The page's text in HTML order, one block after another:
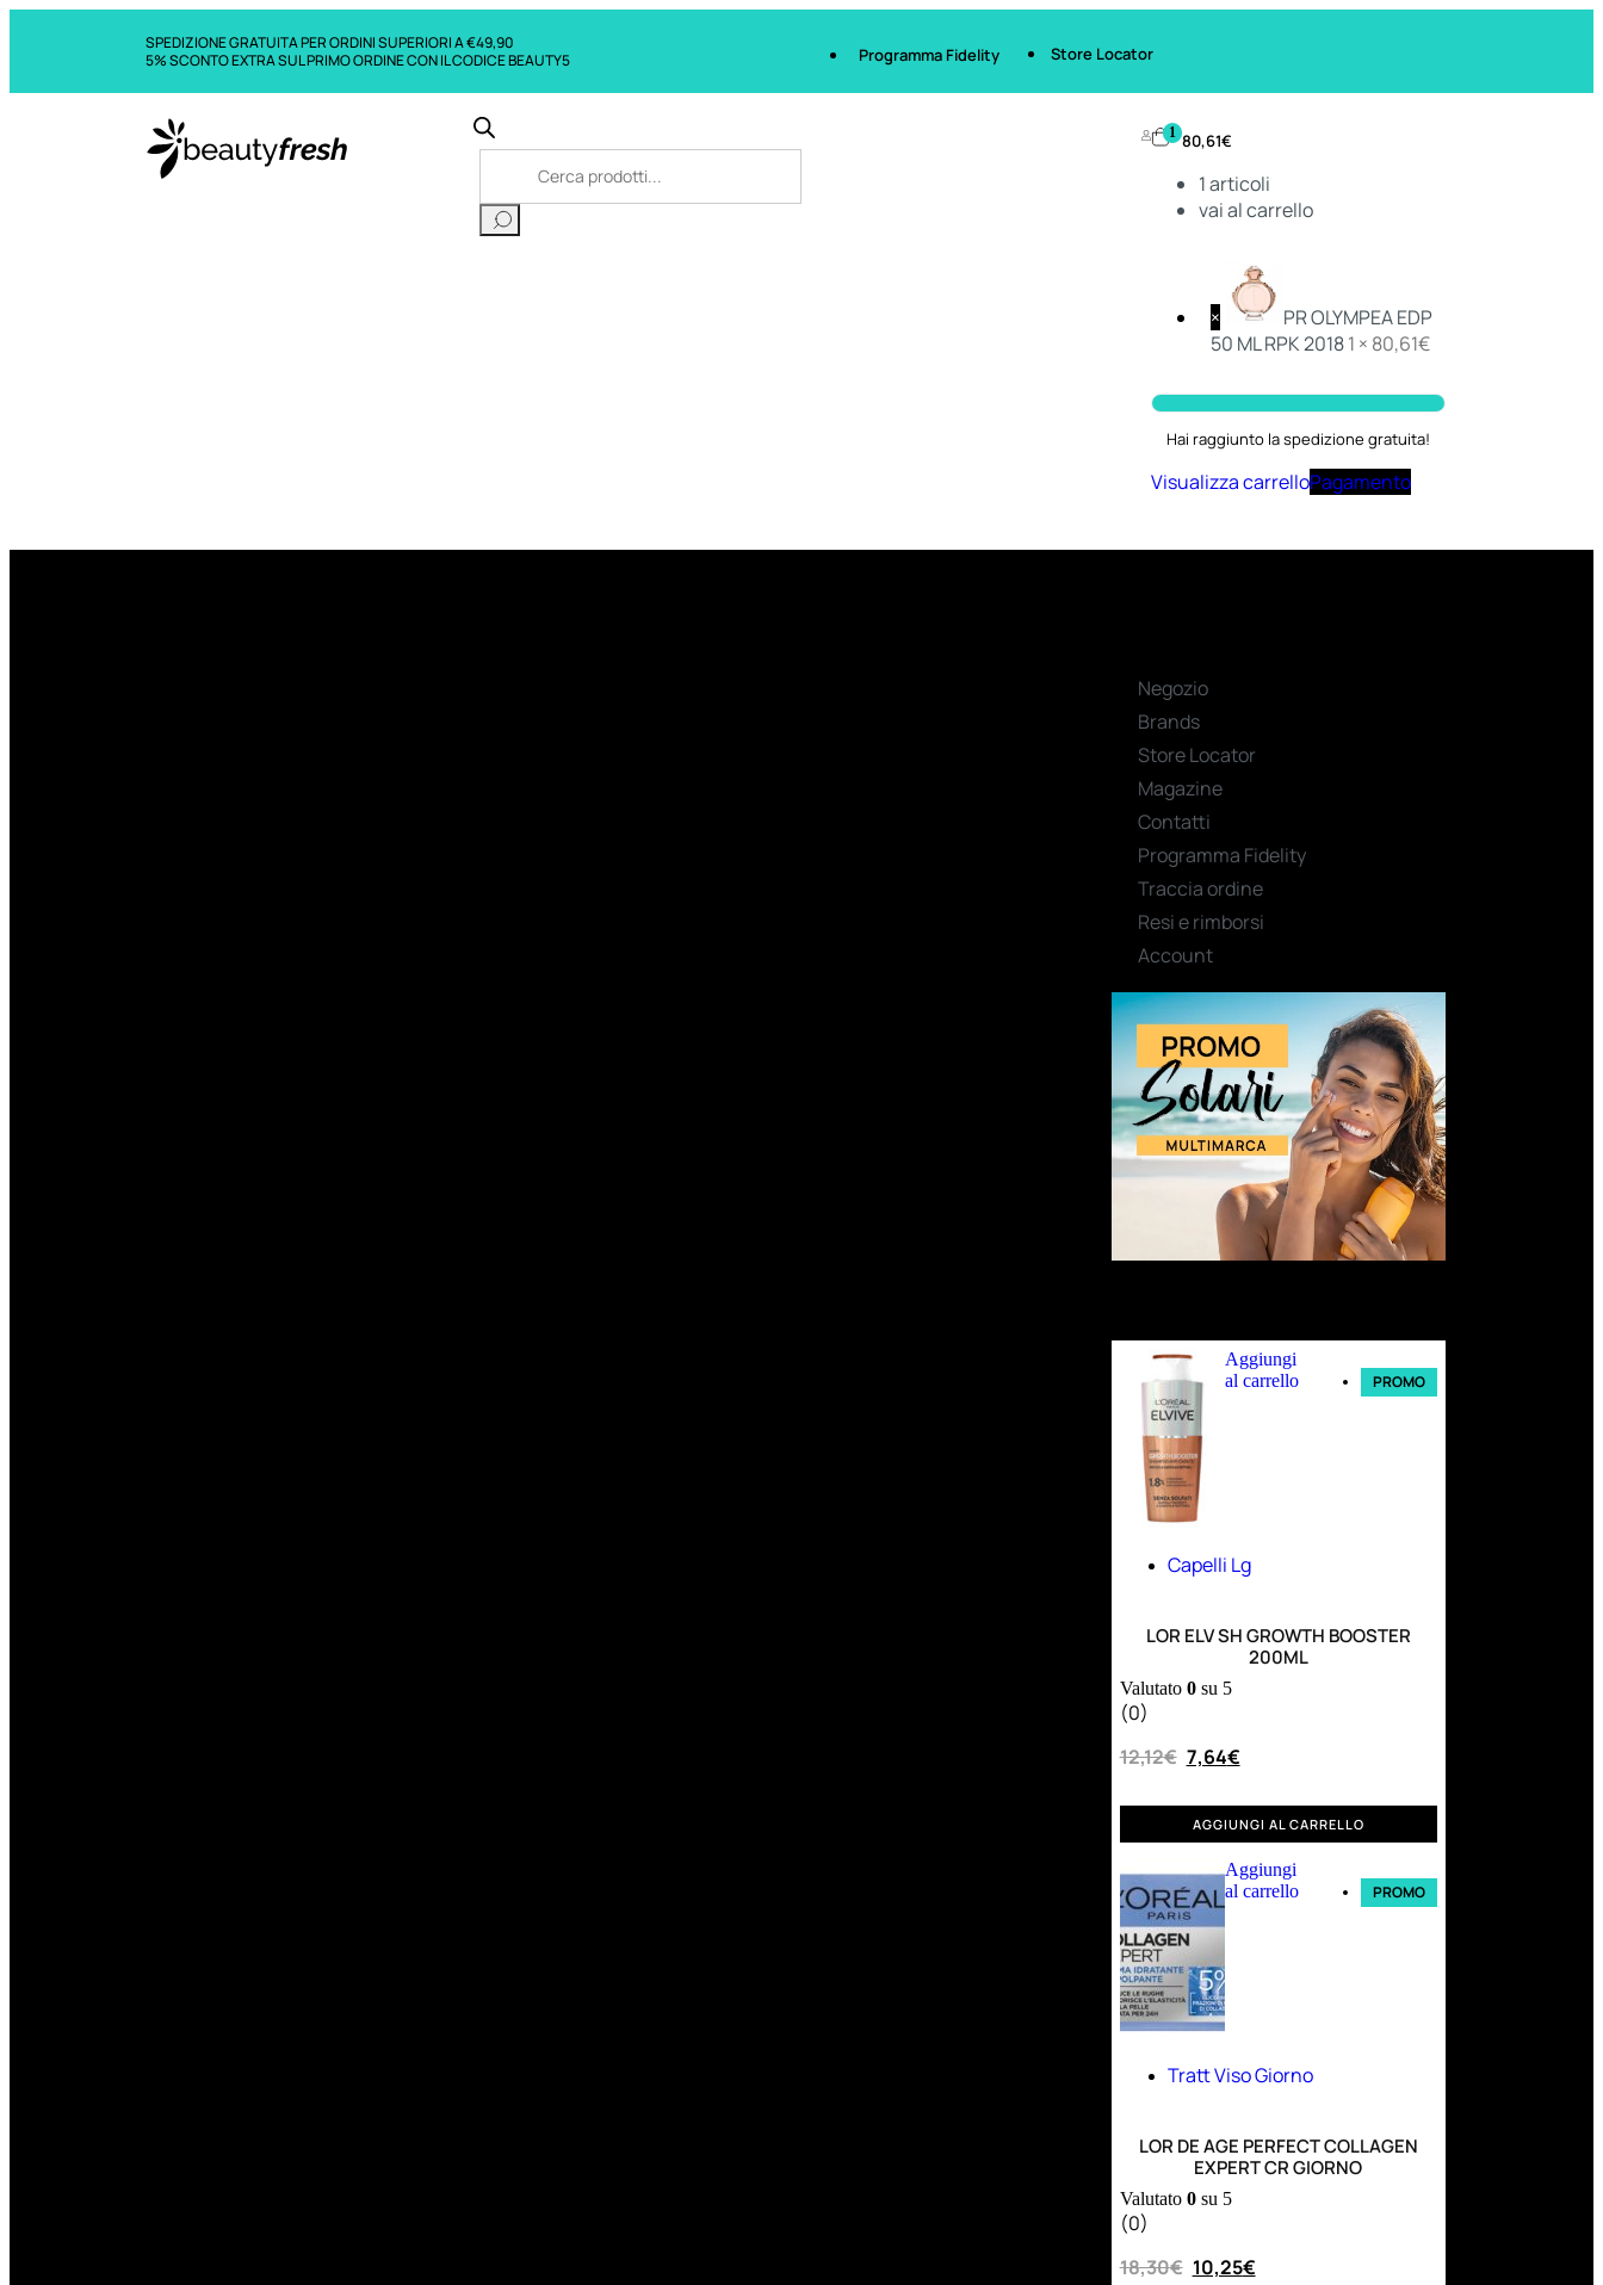
SPEDIZIONE GRATUITA PER ORDINI SUPERIORI A €49,90
5% SCONTO EXTRA SUL PRIMO ORDINE CON IL CODICE BEAUTY5
Programma Fidelity Store Locator
1 80,61€
1articoli
vai al carrello
×
PR OLYMPEA EDP
50 ML RPK 20181 × 80,61€
Hai raggiunto la spedizione gratuita!
Visualizza carrelloPagamento
Negozio
Brands
Store Locator
Magazine
Contatti
Programma Fidelity
Traccia ordine
Resi e rimborsi
Account
Aggiungi
al carrello
PROMO
Capelli Lg
LOR ELV SH GROWTH BOOSTER
200ML
Valutato 0su 5
(0)
12,12€ 7,64€
AGGIUNGI AL CARRELLO
Aggiungi
al carrello
PROMO
Tratt Viso Giorno
LOR DE AGE PERFECT COLLAGEN
EXPERT CR GIORNO
Valutato 0su 5
(0)
18,30€ 10,25€